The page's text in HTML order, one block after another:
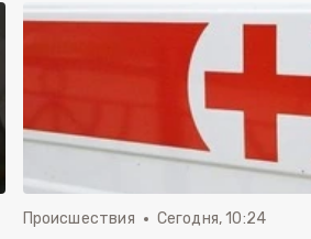
Происшествия Сегодня, 10:24